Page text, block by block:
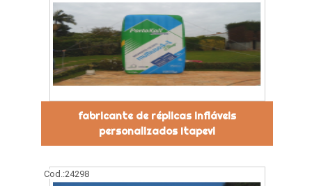
fabricante de réplicas infláveis
personalizados Itapevi
Cod.:24298